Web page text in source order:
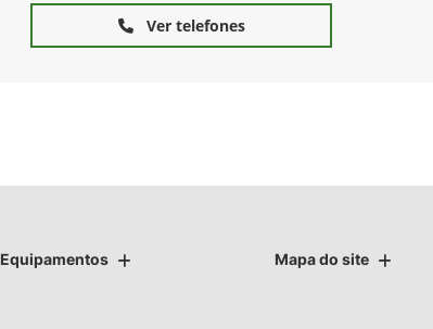
Ver telefones
Equipamentos Mapa do site